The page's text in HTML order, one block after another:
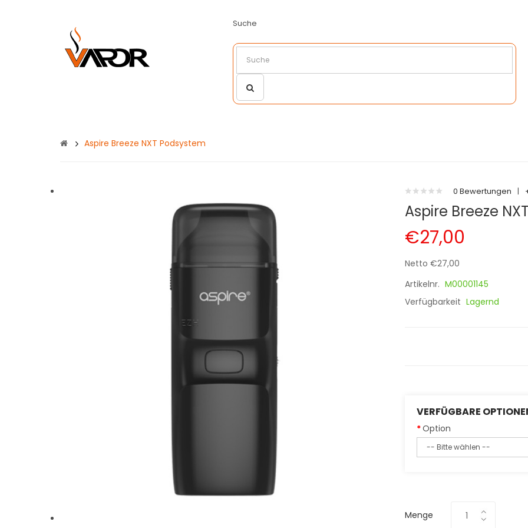
Suche
Aspire Breeze NXT Podsystem
0 Bewertungen |
Aspire Breeze
€27,00
Netto €27,00
Artikelnr. M00001145
Verfügbarkeit Lagernd
VERFÜGBARE
Option
Menge